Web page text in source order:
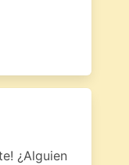
¿Alguien